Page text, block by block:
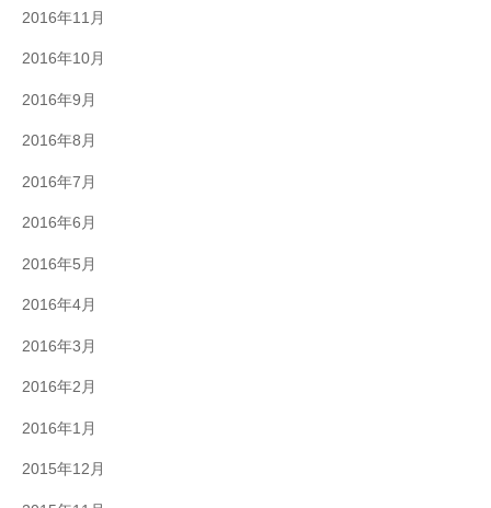
2016年11月
2016年10月
2016年9月
2016年8月
2016年7月
2016年6月
2016年5月
2016年4月
2016年3月
2016年2月
2016年1月
2015年12月